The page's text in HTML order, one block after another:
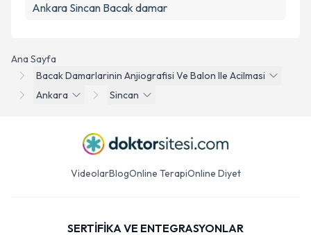
Ana Sayfa
Bacak Damarlarinin Anjiografisi Ve Balon Ile Acilmasi
Ankara
Sincan
Ankara Sincan Bacak damar
VideolarBlogOnline TerapiOnline Diyet
SERTİFİKA VE ENTEGRASYONLAR